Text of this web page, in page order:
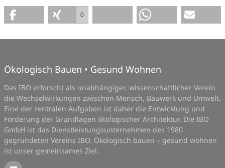
0
Ökologisch Bauen • Gesund Wohnen
Das IBO erforscht als unabhängiger, wissenschaftlicher Verein
die Wechselwirkungen zwischen Mensch, Bauwerk und Umwelt.
Eine der zentralen Aufgaben ist daher die Entwicklung und
Förderung der Grundlagen ökologischer Architektur. Die IBO
GmbH ist das Dienstleistungsunternehmen des 1980
gegründeten Vereins IBO. Ökologisch bauen – gesund wohnen
ist unser gemeinsames Ziel.